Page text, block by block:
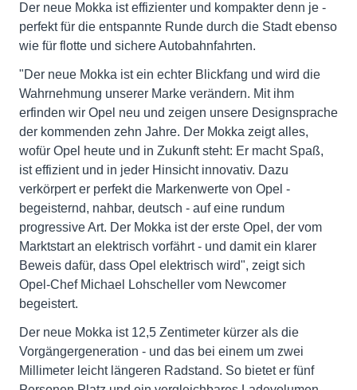
Der neue Mokka ist effizienter und kompakter denn je -
perfekt für die entspannte Runde durch die Stadt ebenso
wie für flotte und sichere Autobahnfahrten.
"Der neue Mokka ist ein echter Blickfang und wird die
Wahrnehmung unserer Marke verändern. Mit ihm
erfinden wir Opel neu und zeigen unsere Designsprache
der kommenden zehn Jahre. Der Mokka zeigt alles,
wofür Opel heute und in Zukunft steht: Er macht Spaß,
ist effizient und in jeder Hinsicht innovativ. Dazu
verkörpert er perfekt die Markenwerte von Opel -
begeisternd, nahbar, deutsch - auf eine rundum
progressive Art. Der Mokka ist der erste Opel, der vom
Marktstart an elektrisch vorfährt - und damit ein klarer
Beweis dafür, dass Opel elektrisch wird", zeigt sich
Opel-Chef Michael Lohscheller vom Newcomer
begeistert.
Der neue Mokka ist 12,5 Zentimeter kürzer als die
Vorgängergeneration - und das bei einem um zwei
Millimeter leicht längeren Radstand. So bietet er fünf